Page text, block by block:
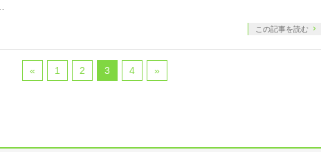
この記事を読む
« 1 2 3 4 »